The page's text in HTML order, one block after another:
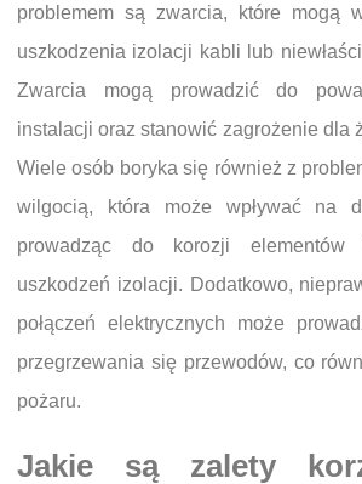
problemem są zwarcia, które mogą
uszkodzenia izolacji kabli lub
Zwarcia mogą prowadzić do
instalacji oraz stanowić zagrożenie dla
Wiele osób boryka się również z
wilgocią, która może wpływać na
prowadząc do korozji elementów
uszkodzeń izolacji. Dodatkowo,
połączeń elektrycznych może
przegrzewania się przewodów, co
pożaru.
Jakie są zalety